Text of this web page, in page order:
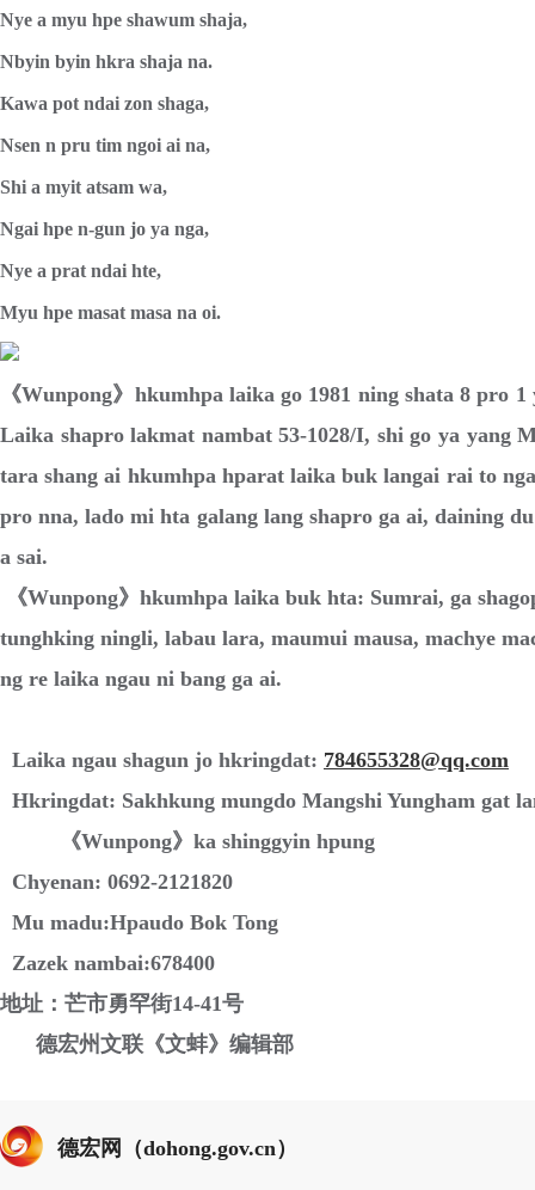
Nye a myu hpe shawum shaja,
Nbyin byin hkra shaja na.
Kawa pot ndai zon shaga,
Nsen n pru tim ngoi ai na,
Shi a myit atsam wa,
Ngai hpe n-gun jo ya nga,
Nye a prat ndai hte,
Myu hpe masat masa na oi.
《Wunpong》hkumhpa laika go 1981 ning shata 8 pro
Laika shapro lakmat nambat 53-1028/I, shi go ya yang
tara shang ai hkumhpa hparat laika buk langai rai to
pro nna, lado mi hta galang lang shapro ga ai, daining
a sai.
《Wunpong》hkumhpa laika buk hta: Sumrai, ga
tunghking ningli, labau lara, maumui mausa, machye
ng re laika ngau ni bang ga ai.
Laika ngau shagun jo hkringdat: 784655328@qq.com
Hkringdat: Sakhkung mungdo Mangshi Yungham gat
《Wunpong》ka shinggyin hpung
Chyenan: 0692-2121820
Mu madu:Hpaudo Bok Tong
Zazek nambai:678400
地址：芒市勇罕街14-41号
德宏州文联《文蚌》编辑部
德宏网（dohong.gov.cn）